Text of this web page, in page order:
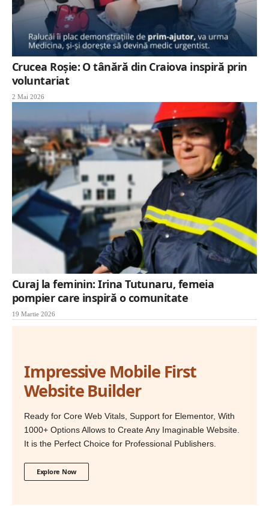
Crucea Roșie: O tânără din Craiova inspiră prin
voluntariat
2 Mai 2026
Curaj la feminin: Irina Tutunaru, femeia
pompier care inspiră o comunitate
19 Martie 2026
Impressive Mobile First
Website Builder
Ready for Core Web Vitals, Support for Elementor, With
1000+ Options Allows to Create Any Imaginable Website.
It is the Perfect Choice for Professional Publishers.
Explore Now